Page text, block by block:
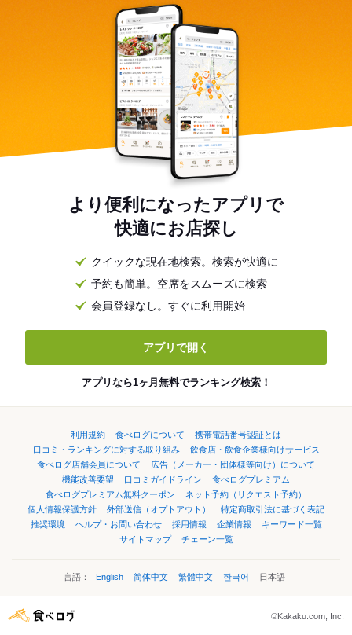
より便利になったアプリで
快適にお店探し
クイックな現在地検索。検索が快適に
予約も簡単。空席をスムーズに検索
会員登録なし。すぐに利用開始
アプリで開く
アプリなら1ヶ月無料でランキング検索！
利用規約 食べログについて
携帯電話番号認証とは
口コミ・ランキングに対する取り組み
飲食店・飲食企業様向けサービス
食べログ店舗会員について
広告（メーカー・団体様等向け）について
機能改善要望
口コミガイドライン
食べログプレミアム
食べログプレミアム無料クーポン
ネット予約（リクエスト予約）
個人情報保護方針
外部送信（オプトアウト）
特定商取引法に基づく表記
推奨環境
ヘルプ・お問い合わせ 採用情報 企業情報
キーワード一覧
サイトマップ
チェーン一覧
言語： English 简体中文 繁體中文 한국어 日本語
©Kakaku.com, Inc.